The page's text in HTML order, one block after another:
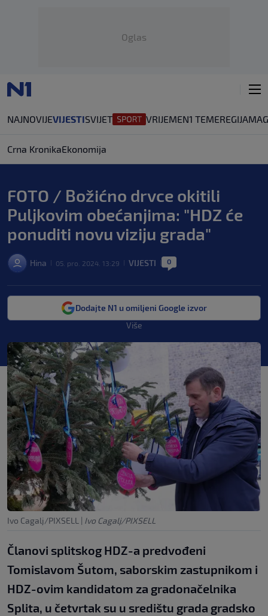
Oglas
NAJNOVIJEVIJESTISVIJET VRIJEMEN1 TEMEREGIJA
Crna KronikaEkonomija
FOTO / Božićno drvce okitili
Puljkovim obećanjima: "HDZ će
ponuditi novu viziju grada"
Hina 05. pro. 2024. 13:29 VIJESTI 0
Dodajte N1 u omiljeni Google izvor
Više
Ivo Cagalj/PIXSELL | Ivo Cagalj/PIXSELL
Članovi splitskog HDZ-a predvođeni
Tomislavom Šutom, saborskim zastupnikom i
HDZ-ovim kandidatom za gradonačelnika
Splita, u četvrtak su u središtu grada gradsko